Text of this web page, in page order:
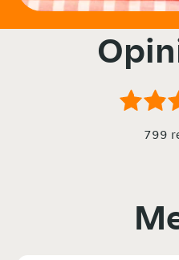
799